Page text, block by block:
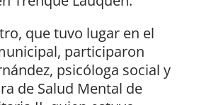
que tuvo lugar en el
participaron
psicóloga social y
de Salud Mental de